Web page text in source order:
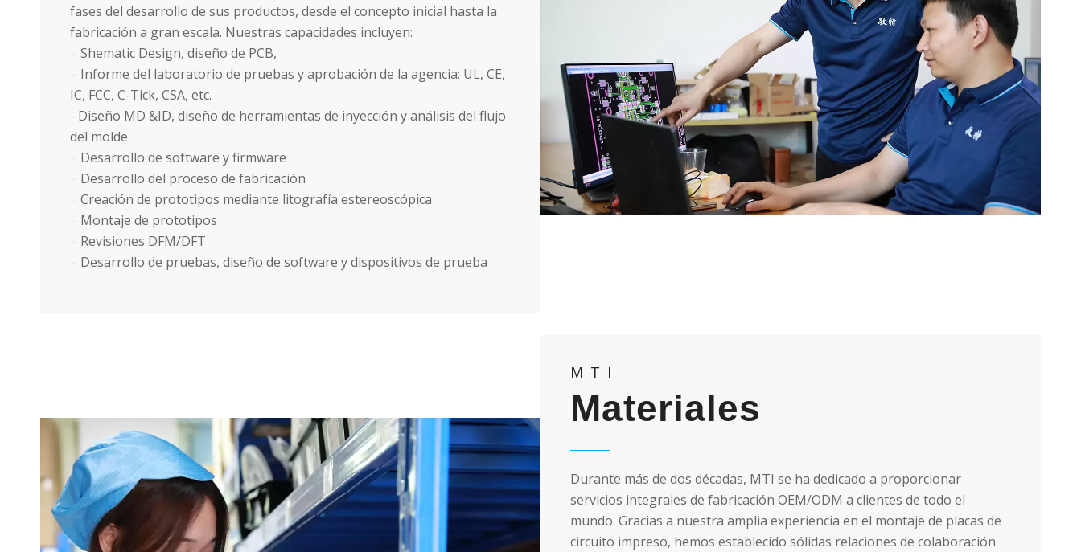
fases del desarrollo de sus productos, desde el concepto inicial hasta la
fabricación a gran escala. Nuestras capacidades incluyen:
Shematic Design, diseño de PCB,
Informe del laboratorio de pruebas y aprobación de la agencia: UL, CE,
IC, FCC, C-Tick, CSA, etc.
- Diseño MD &ID, diseño de herramientas de inyección y análisis del flujo
del molde
Desarrollo de software y firmware
Desarrollo del proceso de fabricación
Creación de prototipos mediante litografía estereoscópica
Montaje de prototipos
Revisiones DFM/DFT
Desarrollo de pruebas, diseño de software y dispositivos de prueba
MTI
Materiales
Durante más de dos décadas, MTI se ha dedicado a proporcionar
servicios integrales de fabricación OEM/ODM a clientes de todo el
mundo. Gracias a nuestra amplia experiencia en el montaje de placas de
circuito impreso, hemos establecido sólidas relaciones de colaboración